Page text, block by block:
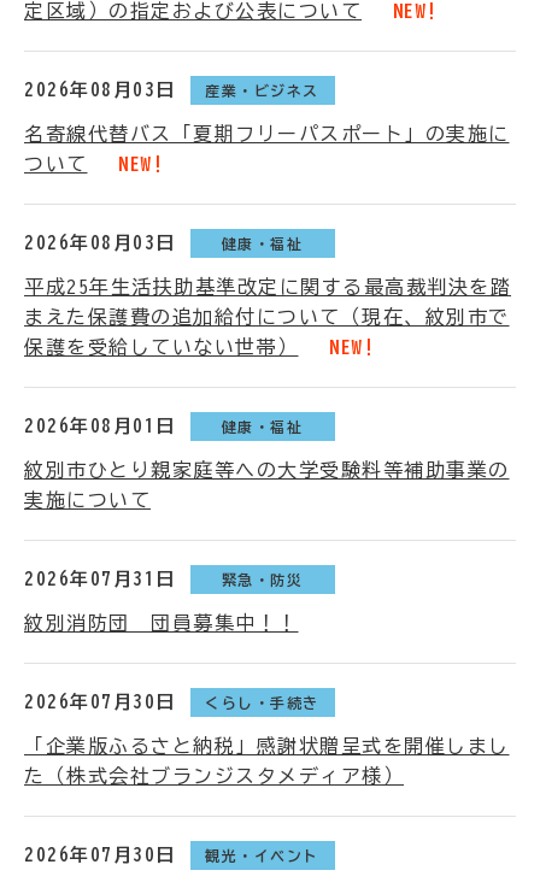
定区域）の指定および公表について
NEW!
2026年08月03日 産業・ビジネス
名寄線代替バス「夏期フリーパスポート」の実施に
ついて
NEW!
2026年08月03日 健康・福祉
平成25年生活扶助基準改定に関する最高裁判決を踏
まえた保護費の追加給付について（現在、紋別市で
保護を受給していない世帯）
NEW!
2026年08月01日 健康・福祉
紋別市ひとり親家庭等への大学受験料等補助事業の
実施について
2026年07月31日 緊急・防災
紋別消防団 団員募集中！！
2026年07月30日 くらし・手続き
「企業版ふるさと納税」感謝状贈呈式を開催しまし
た（株式会社ブランジスタメディア様）
2026年07月30日 観光・イベント